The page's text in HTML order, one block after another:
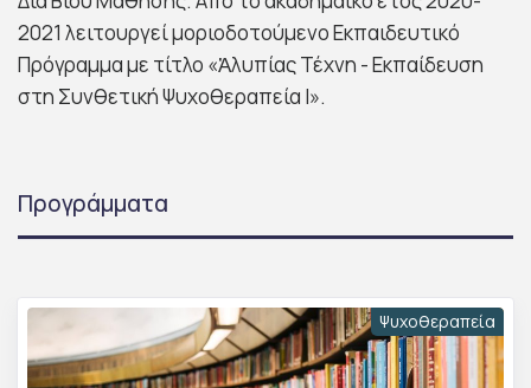
2021 λειτουργεί μοριοδοτούμενο Εκπαιδευτικό
Πρόγραμμα με τίτλο «Ἀλυπίας Τέχνη - Εκπαίδευση
στη Συνθετική Ψυχοθεραπεία Ι».
Προγράμματα
Ψυχοθεραπεία